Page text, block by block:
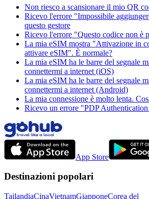
Non riesco a scansionare il mio QR
Ricevo l'errore "Impossibile
questo gestore
Ricevo l'errore "Questo codice non è
La mia eSIM mostra "Attivazione in
attivare eSIM". È normale?
La mia eSIM ha le barre del segnale
connettermi a internet (iOS)
La mia eSIM ha le barre del segnale
connettermi a internet (Android)
La mia connessione è molto lenta.
Ricevo un errore "PDP
App Store
Destinazioni popolari
TailandiaCinaVietnamGiapponeCorea del